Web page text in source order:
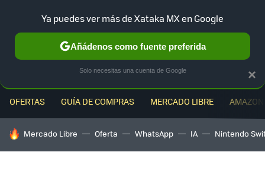
OFERTAS GUÍA DE COMPRAS MERCADO LIBRE
HOY SE HABLA DE
Mercado Libre Oferta WhatsApp IA Nintendo
×
Ya puedes ver más de Xataka MX en Google
Añádenos como fuente preferida
Solo necesitas una cuenta de Google